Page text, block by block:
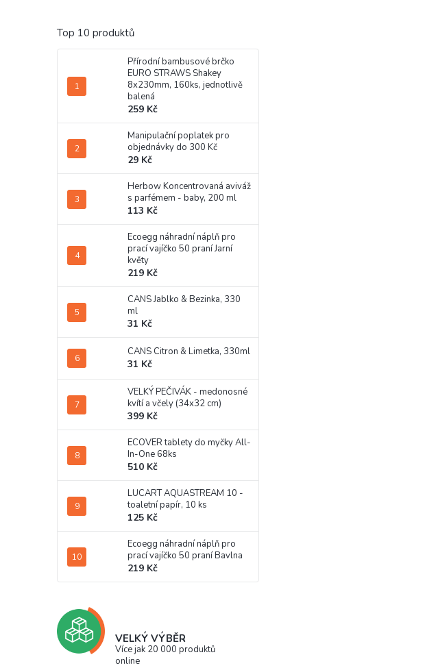
Top 10 produktů
Přírodní bambusové brčko
EURO STRAWS Shakey
8x230mm, 160ks, jednotlivě
balená
259 Kč
Manipulační poplatek pro
objednávky do 300 Kč
29 Kč
Herbow Koncentrovaná aviváž
s parfémem - baby, 200 ml
113 Kč
Ecoegg náhradní náplň pro
prací vajíčko 50 praní Jarní
květy
219 Kč
CANS Jablko & Bezinka, 330
ml
31 Kč
CANS Citron & Limetka, 330ml
31 Kč
VELKÝ PEČIVÁK - medonosné
kvítí a včely (34x32 cm)
399 Kč
ECOVER tablety do myčky All-
In-One 68ks
510 Kč
LUCART AQUASTREAM 10 -
toaletní papír, 10 ks
125 Kč
Ecoegg náhradní náplň pro
prací vajíčko 50 praní Bavlna
219 Kč
VELKÝ VÝBĚR
Více jak 20 000 produktů
online